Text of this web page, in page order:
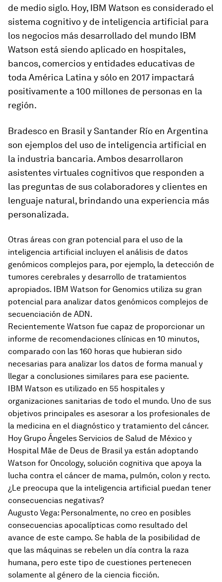
de medio siglo. Hoy, IBM Watson es considerado el
sistema cognitivo y de inteligencia artificial para
los negocios más desarrollado del mundo IBM
Watson está siendo aplicado en hospitales,
bancos, comercios y entidades educativas de
toda América Latina y sólo en 2017 impactará
positivamente a 100 millones de personas en la
región.
Bradesco en Brasil y Santander Río en Argentina
son ejemplos del uso de inteligencia artificial en
la industria bancaria. Ambos desarrollaron
asistentes virtuales cognitivos que responden a
las preguntas de sus colaboradores y clientes en
lenguaje natural, brindando una experiencia más
personalizada.
Otras áreas con gran potencial para el uso de la
inteligencia artificial incluyen el análisis de datos
genómicos complejos para, por ejemplo, la detección de
tumores cerebrales y desarrollo de tratamientos
apropiados. IBM Watson for Genomics utiliza su gran
potencial para analizar datos genómicos complejos de
secuenciación de ADN.
Recientemente Watson fue capaz de proporcionar un
informe de recomendaciones clínicas en 10 minutos,
comparado con las 160 horas que hubieran sido
necesarias para analizar los datos de forma manual y
llegar a conclusiones similares para ese paciente.
IBM Watson es utilizado en 55 hospitales y
organizaciones sanitarias de todo el mundo. Uno de sus
objetivos principales es asesorar a los profesionales de
la medicina en el diagnóstico y tratamiento del cáncer.
Hoy Grupo Ángeles Servicios de Salud de México y
Hospital Mãe de Deus de Brasil ya están adoptando
Watson for Oncology, solución cognitiva que apoya la
lucha contra el cáncer de mama, pulmón, colon y recto.
¿Le preocupa que la inteligencia artificial puedan tener
consecuencias negativas?
Augusto Vega: Personalmente, no creo en posibles
consecuencias apocalípticas como resultado del
avance de este campo. Se habla de la posibilidad de
que las máquinas se rebelen un día contra la raza
humana, pero este tipo de cuestiones pertenecen
solamente al género de la ciencia ficción.